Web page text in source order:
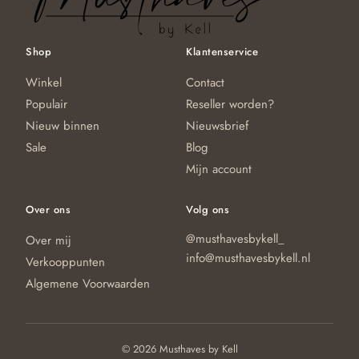
Shop
Winkel
Populair
Nieuw binnen
Sale
Klantenservice
Contact
Reseller worden?
Nieuwsbrief
Blog
Mijn account
Over ons
Over mij
Verkooppunten
Algemene Voorwaarden
Volg ons
@musthavesbykell_
info@musthavesbykell.nl
© 2026 Musthaves by Kell